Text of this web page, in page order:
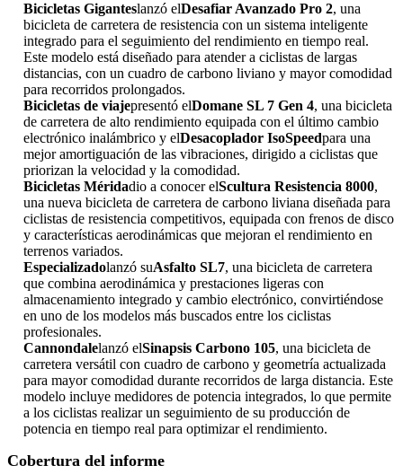
Bicicletas Giganteslanzó elDesafiar Avanzado Pro 2, una
bicicleta de carretera de resistencia con un sistema inteligente
integrado para el seguimiento del rendimiento en tiempo real.
Este modelo está diseñado para atender a ciclistas de largas
distancias, con un cuadro de carbono liviano y mayor comodidad
para recorridos prolongados.
Bicicletas de viajepresentó elDomane SL 7 Gen 4, una bicicleta
de carretera de alto rendimiento equipada con el último cambio
electrónico inalámbrico y elDesacoplador IsoSpeedpara una
mejor amortiguación de las vibraciones, dirigido a ciclistas que
priorizan la velocidad y la comodidad.
Bicicletas Méridadio a conocer elScultura Resistencia 8000,
una nueva bicicleta de carretera de carbono liviana diseñada para
ciclistas de resistencia competitivos, equipada con frenos de disco
y características aerodinámicas que mejoran el rendimiento en
terrenos variados.
Especializadolanzó suAsfalto SL7, una bicicleta de carretera
que combina aerodinámica y prestaciones ligeras con
almacenamiento integrado y cambio electrónico, convirtiéndose
en uno de los modelos más buscados entre los ciclistas
profesionales.
Cannondalelanzó elSinapsis Carbono 105, una bicicleta de
carretera versátil con cuadro de carbono y geometría actualizada
para mayor comodidad durante recorridos de larga distancia. Este
modelo incluye medidores de potencia integrados, lo que permite
a los ciclistas realizar un seguimiento de su producción de
potencia en tiempo real para optimizar el rendimiento.
Cobertura del informe